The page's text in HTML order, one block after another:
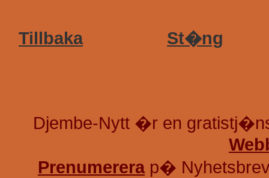
Tillbaka St�ng
Djembe-Nytt �r en
Prenumererap�